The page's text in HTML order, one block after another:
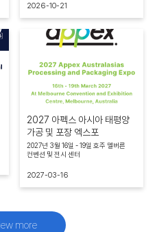
2026-10-21
2027 아펙스 아시아 태평양
가공 및 포장 엑스포
2027년 3월 16일 - 19일 호주 멜버른
컨벤션 및 전시 센터
2027-03-16
more